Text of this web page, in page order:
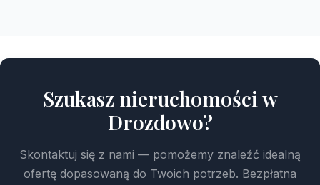
Szukasz nieruchomości w
Drozdowo?
Skontaktuj się z nami — pomożemy znaleźć idealną
ofertę dopasowaną do Twoich potrzeb. Bezpłatna